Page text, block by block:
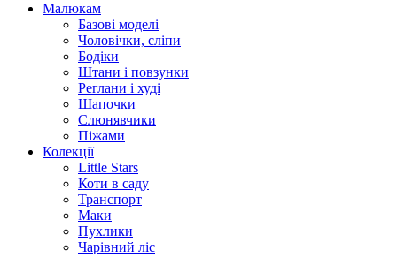
Малюкам
Базові моделі
Чоловічки, сліпи
Бодіки
Штани і повзунки
Реглани і худі
Шапочки
Слюнявчики
Піжами
Колекції
Little Stars
Коти в саду
Транспорт
Маки
Пухлики
Чарівний ліс